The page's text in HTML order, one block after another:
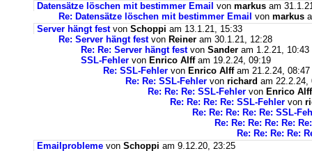
Datensätze löschen mit bestimmer Email von markus am
Re: Datensätze löschen mit bestimmer Email von markus
Server hängt festvon Schoppi am 13.1.21, 15:33
Re: Server hängt festvon Reiner am 30.1.21, 12:28
Re: Re: Server hängt festvon Sander am 1.2.21, 10:43
SSL-Fehler von Enrico Alffam 19.2.24, 09:19
Re: SSL-Fehler von Enrico Alffam 21.2.24, 08:47
Re: Re: SSL-Fehler von richard am 22.2.24,
Re: Re: Re: SSL-Fehler von Enrico Alff
Re: Re: Re: Re: SSL-Fehler von
Re: Re: Re: Re: Re: SSL-
Re: Re: Re: Re: Re:
Re: Re: Re: Re:
Emailprobleme von Schoppi am 9.12.20, 23:25